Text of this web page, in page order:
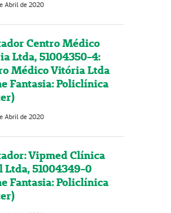
Abril de 2020
Centro Médico
Ltda, 51004350-4:
Médico Vitória Ltda
Fantasia: Policlínica
Abril de 2020
Vipmed Clínica
Ltda, 51004349-0
Fantasia: Policlínica